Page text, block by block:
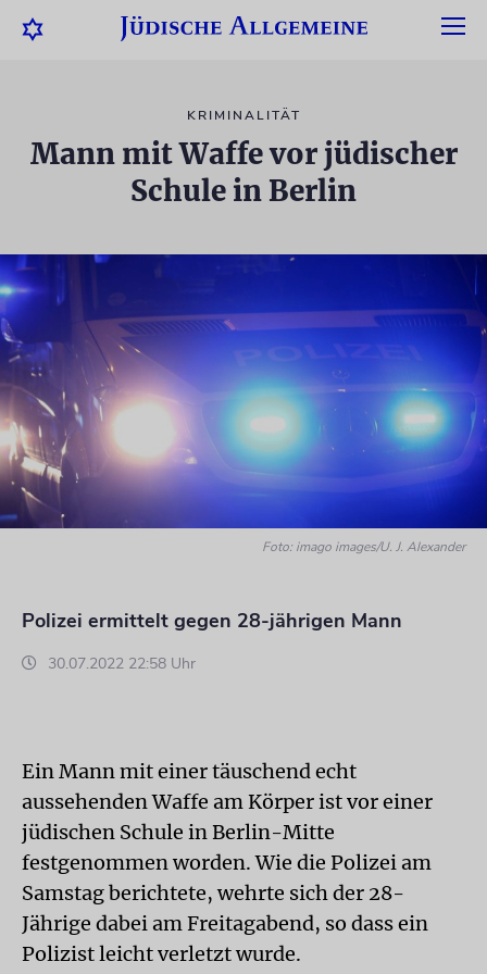
KRIMINALITÄT
Mann mit Waffe vor jüdischer
Schule in Berlin
Foto: imago images/U. J. Alexander
Polizei ermittelt gegen 28-jährigen Mann
30.07.2022 22:58 Uhr
Ein Mann mit einer täuschend echt
aussehenden Waffe am Körper ist vor einer
jüdischen Schule in Berlin-Mitte
festgenommen worden. Wie die Polizei am
Samstag berichtete, wehrte sich der 28-
Jährige dabei am Freitagabend, so dass ein
Polizist leicht verletzt wurde.